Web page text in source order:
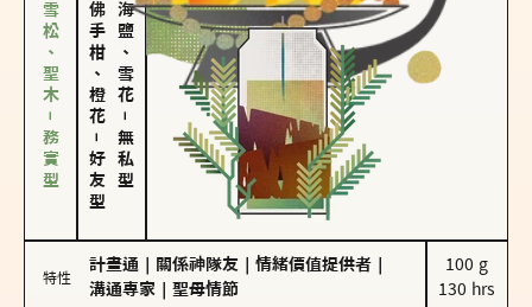
雪松、聖木－務實型 佛手柑、橙花
－
好友型
海鹽、雪花
－
無私型
特性
計畫通 關係神隊友 情緒價值提供者
溝通專家
聖母情節
100 g
130 hrs